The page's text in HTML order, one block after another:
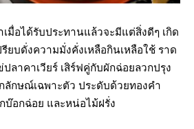
มื่อได้รับประทานแล้วจะมีแต่สิ่งดีๆ เกิด
ยบดั่งความมั่งคั่งเหลือกินเหลือใช้ ราด
ลาคาเวียร์ เสิร์ฟคู่กับผักฉ่อยลวกปรุง
ลักษณ์เฉพาะตัว ประดับด้วยทองคำ
บ๊อกฉ่อย และหน่อไม้ฝรั่ง